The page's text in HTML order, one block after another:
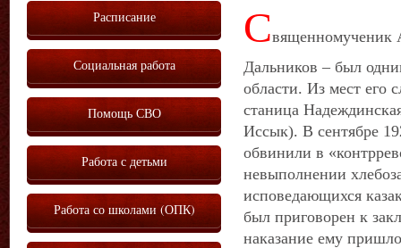
Священномученик
Дальников – был
области. Из мест его
станица
Иссык). В сентябре
обвинили в
невыполнении
исповедающихся
был приговорен к
наказание ему
Расписание
Социальная работа
Помощь СВО
Работа с детьми
Работа со школами (ОПК)